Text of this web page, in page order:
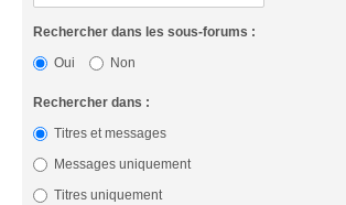
Rechercher dans les sous-forums :
Oui
Non
Rechercher dans :
Titres et messages
Messages uniquement
Titres uniquement